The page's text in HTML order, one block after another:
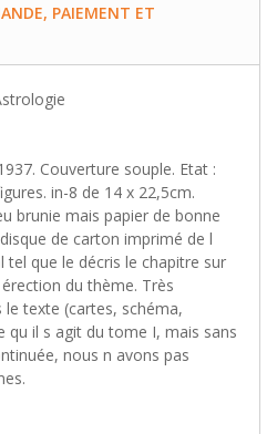
PAIEMENT ET
Couverture souple. Etat :
in-8 de 14 x 22,5cm.
brunie mais papier de bonne
de carton imprimé de l
tel que le décris le chapitre sur
du thème. Très
texte (cartes, schéma,
qu il s agit du tome I, mais sans
nous n avons pas